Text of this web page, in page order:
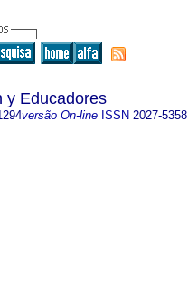
y Educadores
versão On-line ISSN 2027-5358